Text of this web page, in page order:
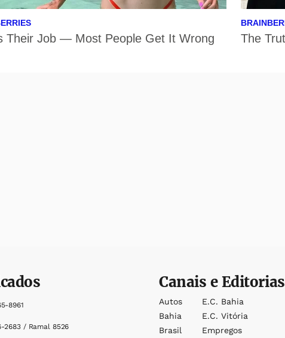
8961
2683 / Ramal 8526
Canais e Editorias
Autos
Bahia
Brasil
E.c. Bahia
E.c. Vitória
Empregos